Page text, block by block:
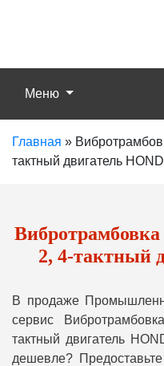
Меню
Главная »
тактный двигатель
2, 4-тактный
В продаже
сервис
тактный двигатель
дешевле?